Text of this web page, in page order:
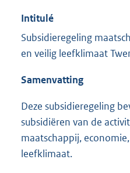
Intitulé
Subsidieregeling
en veilig leefklimaat
Samenvatting
Deze subsidieregeling
subsidiëren van de
maatschappij,
leefklimaat.